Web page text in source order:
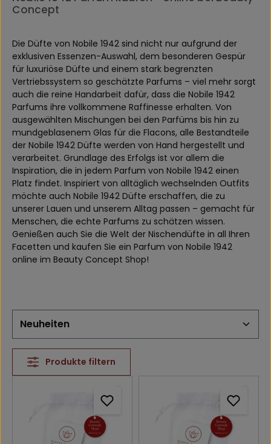
Concept
Die Düfte von Nobile 1942 sind nicht nur aufgrund der
exklusiven Essenzen-Auswahl, dem besonderen Gespür
für luxuriöse Düfte und einem stark begrenzten
Vertriebssystem so geschätzte Parfums – viel mehr sorgt
auch die reine Handarbeit dafür, dass die Nobile 1942
Parfums ihre vollkommene Raffinesse erhalten. Von
ausgewählten Mischungen bei den Parfüms bis hin zu
mundgeblasenem Glas für die Flacons, alle Bestandteile
der Nobile 1942 Düfte werden von Hand hergestellt und
verarbeitet. Grundlage des Erfolgs ist vor allem die
Inspiration, die in jedem Parfum von Nobile 1942 einen
Platz findet. Inspiriert von alltäglich wechselnden Outfits
möchte auch Nobile 1942 Düfte erschaffen, die zu
unserer Lauen und unserem Alltag passen – gemacht für
Menschen, die echte Parfums zu schätzen wissen.
Genießen auch Sie die Welt der Nischendüfte in all Ihren
Facetten und kaufen Sie ein Parfum von Nobile 1942
online im Beauty Concept Shop!
Produkte filtern